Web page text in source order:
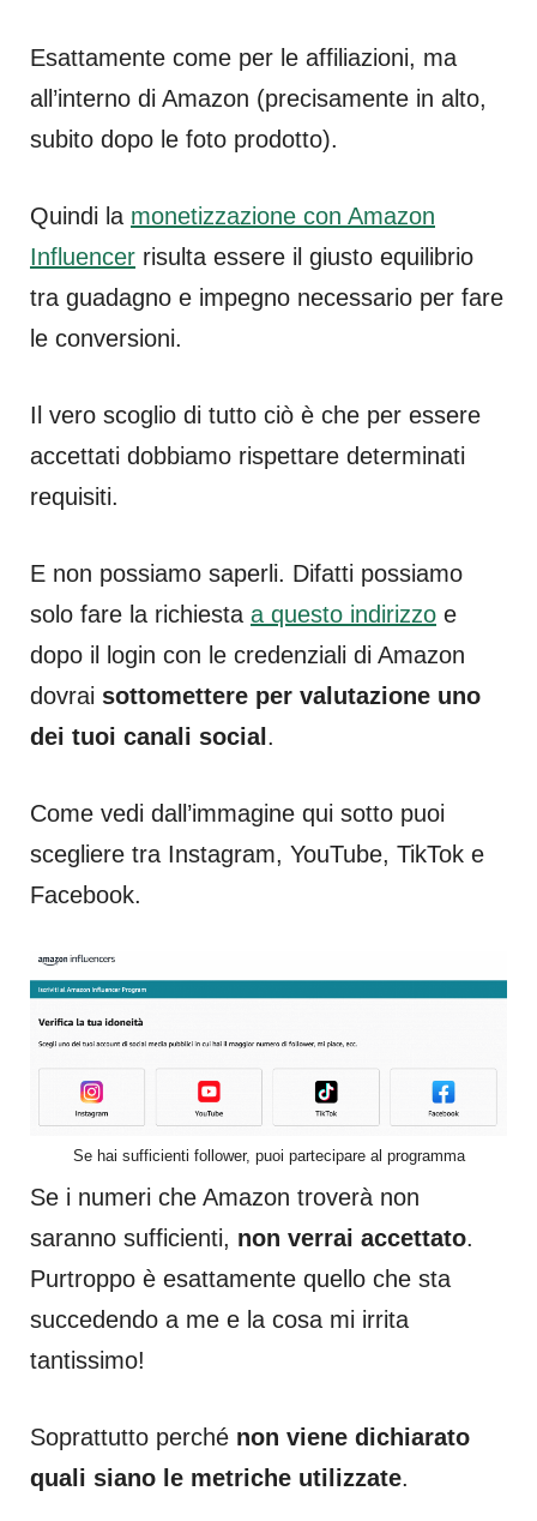
Esattamente come per le affiliazioni, ma
all’interno di Amazon (precisamente in alto,
subito dopo le foto prodotto).
Quindi la monetizzazione con Amazon
Influencer risulta essere il giusto equilibrio
tra guadagno e impegno necessario per fare
le conversioni.
Il vero scoglio di tutto ciò è che per essere
accettati dobbiamo rispettare determinati
requisiti.
E non possiamo saperli. Difatti possiamo
solo fare la richiesta a questo indirizzo e
dopo il login con le credenziali di Amazon
dovrai sottomettere per valutazione uno
dei tuoi canali social .
Come vedi dall’immagine qui sotto puoi
scegliere tra Instagram, YouTube, TikTok e
Facebook.
Se hai sufficienti follower, puoi partecipare al programma
Se i numeri che Amazon troverà non
saranno sufficienti, non verrai accettato.
Purtroppo è esattamente quello che sta
succedendo a me e la cosa mi irrita
tantissimo!
Soprattutto perché non viene dichiarato
quali siano le metriche utilizzate.